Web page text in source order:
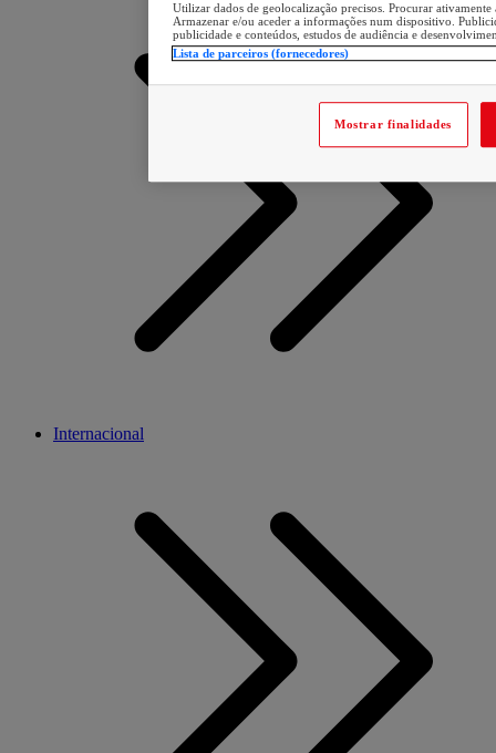
Internacional
Utilizar dados de geolocalização precisos. Procurar
Armazenar e/ou aceder a informações num dispositivo.
publicidade e conteúdos, estudos de audiência e
Lista de parceiros (fornecedores)
Mostrar finalidades